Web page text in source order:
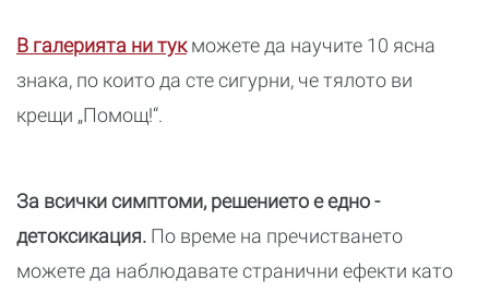
В галерията ни тукможете да научите 10 ясна
знака, по които да сте сигурни, че тялото ви
крещи „Помощ!“.
За всички симптоми, решението е едно -
детоксикация. По време на пречистването
можете да наблюдавате странични ефекти като